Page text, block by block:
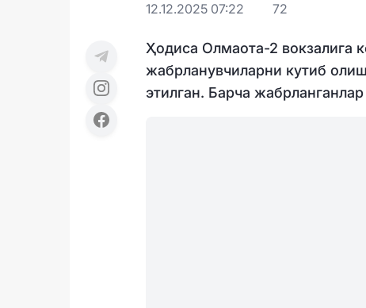
12.12.2025 07:22 72
Ҳодиса Олмаота-2 вокзалига
жабрланувчиларни кутиб
этилган. Барча